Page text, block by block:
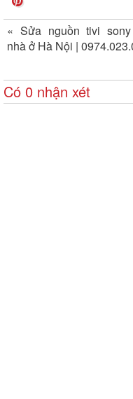
« Sửa nguồn tivi
nhà ở Hà Nội |
Có 0 nhận xét